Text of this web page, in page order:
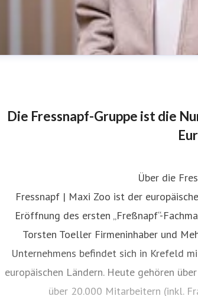
Corporate Communications
Die Fressnapf-Gruppe ist die
Über die
Fressnapf | Maxi Zoo ist der
Eröffnung des ersten „Freßnapf“-
Torsten Toeller Firmeninhaber und
Unternehmens befindet sich in Krefeld
europäischen Ländern. Heute gehören
über 20.000 Mitarbeitern (inkl.